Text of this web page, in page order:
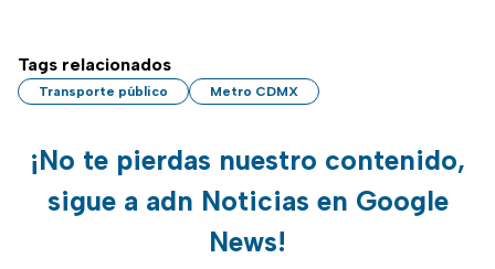
Tags relacionados
Transporte público Metro CDMX
¡No te pierdas nuestro contenido,
sigue a adn Noticias en Google
News!